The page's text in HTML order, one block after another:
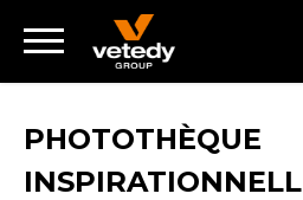
PHOTOTHÈQUE